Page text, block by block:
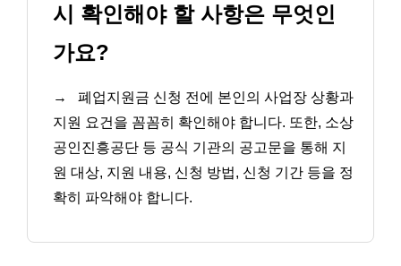
시 확인해야 할 사항은 무엇인
가요?
→
폐업지원금 신청 전에 본인의 사업장 상황과
지원 요건을 꼼꼼히 확인해야 합니다. 또한, 소상
공인진흥공단 등 공식 기관의 공고문을 통해 지
원 대상, 지원 내용, 신청 방법, 신청 기간 등을 정
확히 파악해야 합니다.